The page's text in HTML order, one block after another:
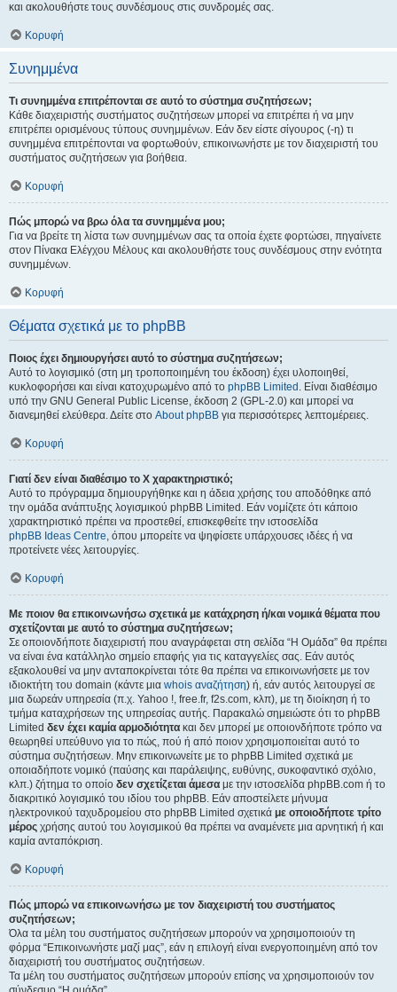
και ακολουθήστε τους συνδέσμους στις συνδρομές σας.
Κορυφή
Συνημμένα
Τι συνημμένα επιτρέπονται σε αυτό το σύστημα συζητήσεων;
Κάθε διαχειριστής συστήματος συζητήσεων μπορεί να επιτρέπει ή να μην
επιτρέπει ορισμένους τύπους συνημμένων. Εάν δεν είστε σίγουρος (-η) τι
συνημμένα επιτρέπονται να φορτωθούν, επικοινωνήστε με τον διαχειριστή του
συστήματος συζητήσεων για βοήθεια.
Κορυφή
Πώς μπορώ να βρω όλα τα συνημμένα μου;
Για να βρείτε τη λίστα των συνημμένων σας τα οποία έχετε φορτώσει, πηγαίνετε
στον Πίνακα Ελέγχου Μέλους και ακολουθήστε τους συνδέσμους στην ενότητα
συνημμένων.
Κορυφή
Θέματα σχετικά με το phpBB
Ποιος έχει δημιουργήσει αυτό το σύστημα συζητήσεων;
Αυτό το λογισμικό (στη μη τροποποιημένη του έκδοση) έχει υλοποιηθεί,
κυκλοφορήσει και είναι κατοχυρωμένο από το phpBB Limited . Είναι διαθέσιμο
υπό την GNU General Public License, έκδοση 2 (GPL-2.0) και μπορεί να
διανεμηθεί ελεύθερα. Δείτε στο About phpBB για περισσότερες λεπτομέρειες.
Κορυφή
Γιατί δεν είναι διαθέσιμο το Χ χαρακτηριστικό;
Αυτό το πρόγραμμα δημιουργήθηκε και η άδεια χρήσης του αποδόθηκε από
την ομάδα ανάπτυξης λογισμικού phpBB Limited. Εάν νομίζετε ότι κάποιο
χαρακτηριστικό πρέπει να προστεθεί, επισκεφθείτε την ιστοσελίδα
phpBB Ideas Centre, όπου μπορείτε να ψηφίσετε υπάρχουσες ιδέες ή να
προτείνετε νέες λειτουργίες.
Κορυφή
Με ποιον θα επικοινωνήσω σχετικά με κατάχρηση ή/και νομικά θέματα που
σχετίζονται με αυτό το σύστημα συζητήσεων;
Σε οποιονδήποτε διαχειριστή που αναγράφεται στη σελίδα “Η Ομάδα” θα πρέπει
να είναι ένα κατάλληλο σημείο επαφής για τις καταγγελίες σας. Εάν αυτός
εξακολουθεί να μην ανταποκρίνεται τότε θα πρέπει να επικοινωνήσετε με τον
ιδιοκτήτη του domain (κάντε μια whois αναζήτηση) ή, εάν αυτός λειτουργεί σε
μια δωρεάν υπηρεσία (π.χ. Yahoo !, free.fr, f2s.com, κλπ), με τη διοίκηση ή το
τμήμα καταχρήσεων της υπηρεσίας αυτής. Παρακαλώ σημειώστε ότι το phpBB
Limited δεν έχει καμία αρμοδιότητα και δεν μπορεί με οποιονδήποτε τρόπο να
θεωρηθεί υπεύθυνο για το πώς, πού ή από ποιον χρησιμοποιείται αυτό το
σύστημα συζητήσεων. Μην επικοινωνείτε με το phpBB Limited σχετικά με
οποιαδήποτε νομικό (παύσης και παράλειψης, ευθύνης, συκοφαντικό σχόλιο,
κλπ.) ζήτημα το οποίο δεν σχετίζεται άμεσα με την ιστοσελίδα phpBB.com ή το
διακριτικό λογισμικό του ιδίου του phpBB. Εάν αποστείλετε μήνυμα
ηλεκτρονικού ταχυδρομείου στο phpBB Limited σχετικά με οποιοδήποτε τρίτο
μέρος χρήσης αυτού του λογισμικού θα πρέπει να αναμένετε μια αρνητική ή και
καμία ανταπόκριση.
Κορυφή
Πώς μπορώ να επικοινωνήσω με τον διαχειριστή του συστήματος
συζητήσεων;
Όλα τα μέλη του συστήματος συζητήσεων μπορούν να χρησιμοποιούν τη
φόρμα “Επικοινωνήστε μαζί μας”, εάν η επιλογή είναι ενεργοποιημένη από τον
διαχειριστή του συστήματος συζητήσεων.
Τα μέλη του συστήματος συζητήσεων μπορούν επίσης να χρησιμοποιούν τον